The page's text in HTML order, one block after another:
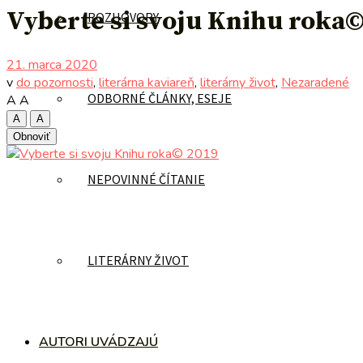
ROZHOVORY
ODBORNÉ ČLÁNKY, ESEJE
NEPOVINNÉ ČÍTANIE
LITERÁRNY ŽIVOT
AUTORI UVÁDZAJÚ
Vyberte si svoju Knihu
21. marca 2020
vdo pozornosti, literárna kaviareň, literárny život, Nezaradené
A A
A
A
Obnoviť